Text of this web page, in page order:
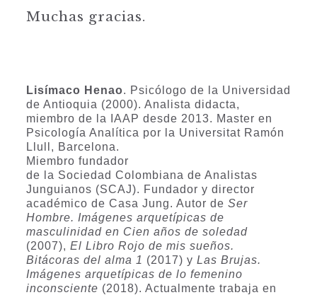
Muchas gracias.
Lisímaco Henao. Psicólogo de la Universidad
de Antioquia (2000). Analista didacta,
miembro de la IAAP desde 2013. Master en
Psicología Analítica por la Universitat Ramón
Llull, Barcelona.
Miembro fundador
de la Sociedad Colombiana de Analistas
Junguianos (SCAJ). Fundador y director
académico de Casa Jung. Autor de Ser
Hombre. Imágenes arquetípicas de
masculinidad en Cien años de soledad
(2007), El Libro Rojo de mis sueños.
Bitácoras del alma 1 (2017) y Las Brujas.
Imágenes arquetípicas de lo femenino
inconsciente (2018). Actualmente trabaja en